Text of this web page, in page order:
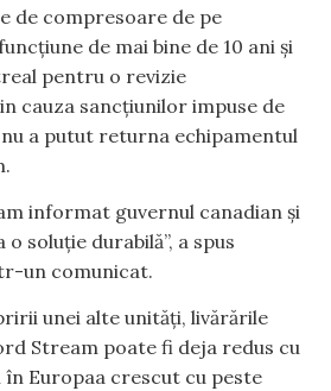
de compresoare de pe
de mai bine de 10 ani și
pentru o revizie
cauza sancțiunilor impuse de
a putut returna echipamentul
informat guvernul canadian și
soluție durabilă”, a spus
un comunicat.
unei alte unități, livărările
Stream poate fi deja redus cu
în Europaa crescut cu peste